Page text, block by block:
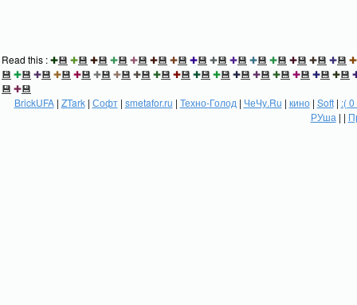
Read this :✚💾 ✚💾 ✚💾 ✚💾 ✚💾 ✚💾 ✚💾 ✚💾 ✚💾 ✚💾 ✚💾 ✚💾 ✚💾 ✚💾 ✚💾 ✚
💾 ✚💾 ✚💾 ✚💾 ✚💾 ✚💾 ✚💾 ✚💾 ✚💾 ✚💾 ✚💾 ✚💾 ✚💾 ✚💾 ✚💾 ✚💾 ✚💾 ✚💾
💾 ✚💾
BrickUFA| ZTark| Софт| smetafor.ru | Техно-Голод | ЧеЧу.Ru | кино| Soft| :(
РУша | |